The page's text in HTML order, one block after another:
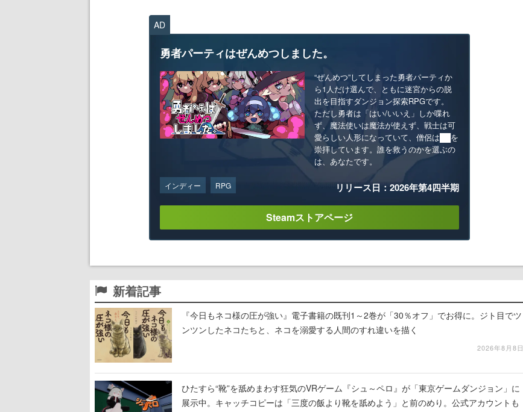
AD
勇者パーティはぜんめつしました。
“ぜんめつ”してしまった勇者パーティか
ら1人だけ選んで、ともに迷宮からの脱
出を目指すダンジョン探索RPGです。
ただし勇者は「はい/いいえ」しか喋れ
ず、魔法使いは魔法が使えず、戦士は可
愛らしい人形になっていて、僧侶は██を
崇拝しています。誰を救うのかを選ぶの
は、あなたです。
インディー RPG リリース日：2026年第4四半期
Steamストアページ
新着記事
『今日もネコ様の圧が強い』電子書籍の既刊1～2巻が「30％オフ」でお得に。ジト目でツ
ンツンしたネコたちと、ネコを溺愛する人間のすれ違いを描く
2026年8月8日
ひたすら“靴”を舐めまわす狂気のVRゲーム『シュ～ペロ』が「東京ゲームダンジョン」に
展示中。キャッチコピーは「三度の飯より靴を舐めよう」と前のめり。公式アカウントも